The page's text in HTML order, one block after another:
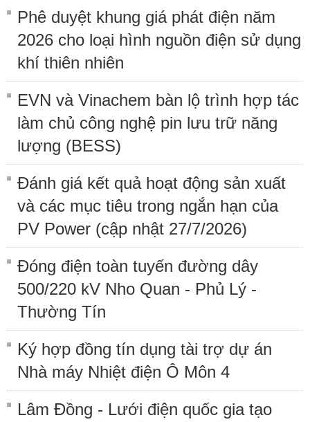
Phê duyệt khung giá phát điện năm
2026 cho loại hình nguồn điện sử dụng
khí thiên nhiên
EVN và Vinachem bàn lộ trình hợp tác
làm chủ công nghệ pin lưu trữ năng
lượng (BESS)
Đánh giá kết quả hoạt động sản xuất
và các mục tiêu trong ngắn hạn của
PV Power (cập nhật 27/7/2026)
Đóng điện toàn tuyến đường dây
500/220 kV Nho Quan - Phủ Lý -
Thường Tín
Ký hợp đồng tín dụng tài trợ dự án
Nhà máy Nhiệt điện Ô Môn 4
Lâm Đồng - Lưới điện quốc gia tạo